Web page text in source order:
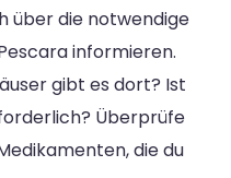
über die notwendige
informieren.
gibt es dort? Ist
Überprüfe
die du